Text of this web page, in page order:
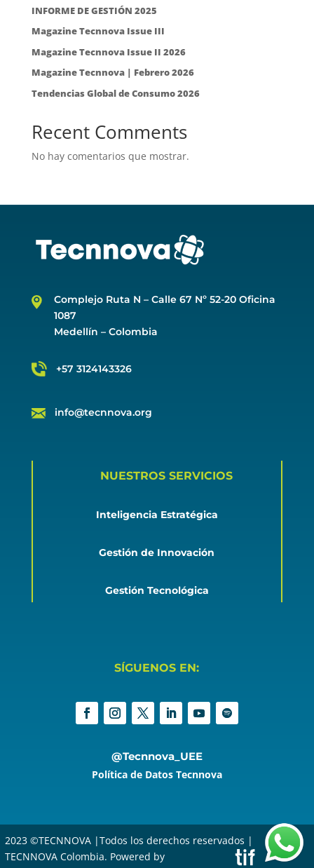
INFORME DE GESTIÓN 2025
Magazine Tecnnova Issue III
Magazine Tecnnova Issue II 2026
Magazine Tecnnova | Febrero 2026
Tendencias Global de Consumo 2026
Recent Comments
No hay comentarios que mostrar.
Complejo Ruta N – Calle 67 Nº 52-20 Oficina
1087
Medellín – Colombia
+57 3124143326
info@tecnnova.org
NUESTROS SERVICIOS
Inteligencia Estratégica
Gestión de Innovación
Gestión Tecnológica
SÍGUENOS EN:
@Tecnnova_UEE
Política de Datos Tecnnova
2023 ©TECNNOVA |Todos los derechos reservados |
TECNNOVA Colombia. Powered by